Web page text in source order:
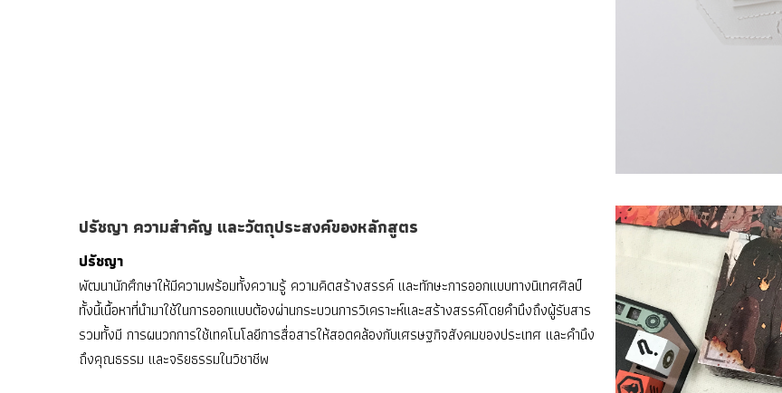
ปรัชญา ความสำคัญ และวัตถุประสงค์ของหลักสูตร
ปรัชญา
พัฒนานักศึกษาให้มีความพร้อมทั้งความรู้ ความคิดสร้างสรรค์ และทักษะการออกแบบทางนิเทศศิลป์
ทั้งนี้เนื้อหาที่นำมาใช้ในการออกแบบต้องผ่านกระบวนการวิเคราะห์และสร้างสรรค์โดยคำนึงถึงผู้รับสาร
รวมทั้งมี การผนวกการใช้เทคโนโลยีการสื่อสารให้สอดคล้องกับเศรษฐกิจสังคมของประเทศ และคำนึง
ถึงคุณธรรม และจริยธรรมในวิชาชีพ